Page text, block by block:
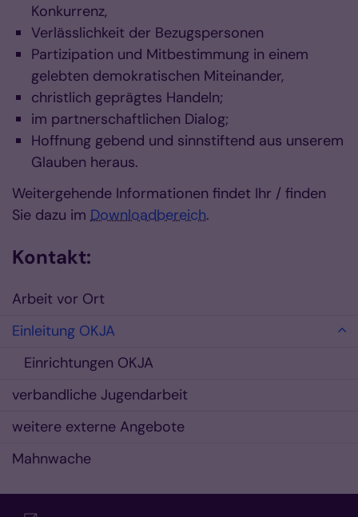
Konkurrenz,
Verlässlichkeit der Bezugspersonen
Partizipation und Mitbestimmung in einem
gelebten demokratischen Miteinander,
christlich geprägtes Handeln;
im partnerschaftlichen Dialog;
Hoffnung gebend und sinnstiftend aus unserem
Glauben heraus.
Weitergehende Informationen findet Ihr / finden
Sie dazu im Downloadbereich.
Kontakt:
Arbeit vor Ort
Einleitung OKJA
Einrichtungen OKJA
verbandliche Jugendarbeit
weitere externe Angebote
Mahnwache